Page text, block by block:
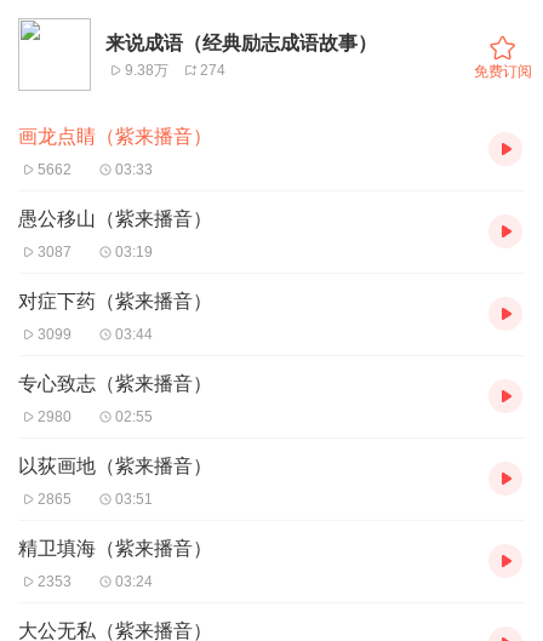
来说成语（经典励志成语故事）
9.38万 274 免费订阅
画龙点睛（紫来播音）
5662 03:33
愚公移山（紫来播音）
3087 03:19
对症下药（紫来播音）
3099 03:44
专心致志（紫来播音）
2980 02:55
以荻画地（紫来播音）
2865 03:51
精卫填海（紫来播音）
2353 03:24
大公无私（紫来播音）